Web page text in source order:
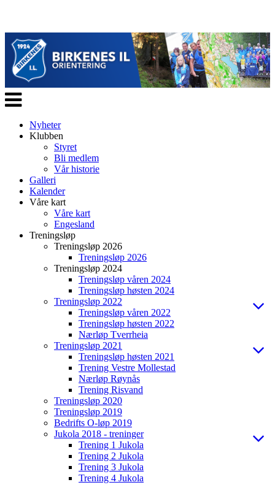
Veksle
navigasjon
Nyheter
Klubben
Styret
Bli medlem
Vår historie
Galleri
Kalender
Våre kart
Våre kart
Engesland
Treningsløp
Treningsløp 2026
Treningsløp 2026
Treningsløp 2024
Treningsløp våren 2024
Treningsløp høsten 2024
Treningsløp 2022
Treningsløp våren 2022
Treningsløp høsten 2022
Nærløp Tverrheia
Treningsløp 2021
Treningsløp høsten 2021
Trening Vestre Mollestad
Nærløp Røynås
Trening Risvand
Treningsløp 2020
Treningsløp 2019
Bedrifts O-løp 2019
Jukola 2018 - treninger
Trening 1 Jukola
Trening 2 Jukola
Trening 3 Jukola
Trening 4 Jukola